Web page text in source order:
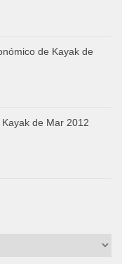
de Kayak de
de Mar 2012